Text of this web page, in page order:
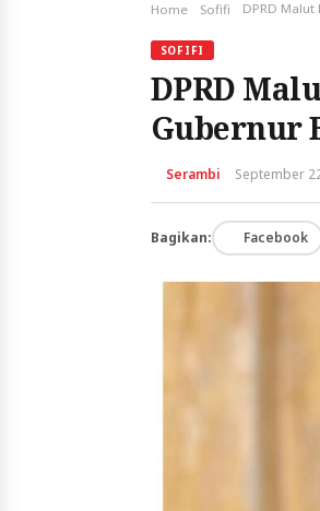
Home Sofifi
SOFIFI
DPRD
Gubernur
Serambi September
Bagikan: Facebook